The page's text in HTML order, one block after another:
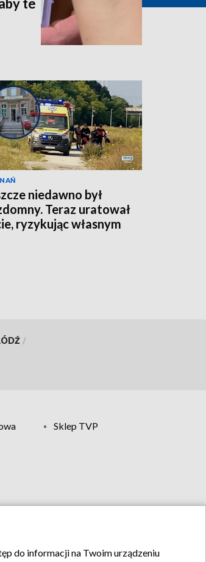
te
niedawno był
Teraz uratował
ryzykując własnym
/
Sklep TVP
do informacji na Twoim urządzeniu